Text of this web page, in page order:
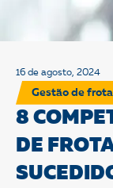
16 de agosto, 2024
Gestão de
8
DE